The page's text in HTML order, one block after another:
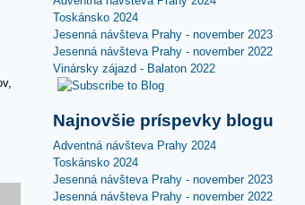
Toskánsko 2024
Jesenná návšteva Prahy - november 2023
Jesenná návšteva Prahy - november 2022
Vinársky zájazd - Balaton 2022
Najnovšie príspevky blogu
Adventná návšteva Prahy 2024
Toskánsko 2024
Jesenná návšteva Prahy - november 2023
Jesenná návšteva Prahy - november 2022